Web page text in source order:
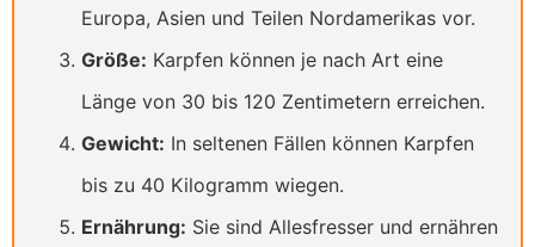
Europa, Asien und Teilen Nordamerikas vor.
Größe: Karpfen können je nach Art eine
Länge von 30 bis 120 Zentimetern erreichen.
Gewicht: In seltenen Fällen können Karpfen
bis zu 40 Kilogramm wiegen.
Ernährung: Sie sind Allesfresser und ernähren